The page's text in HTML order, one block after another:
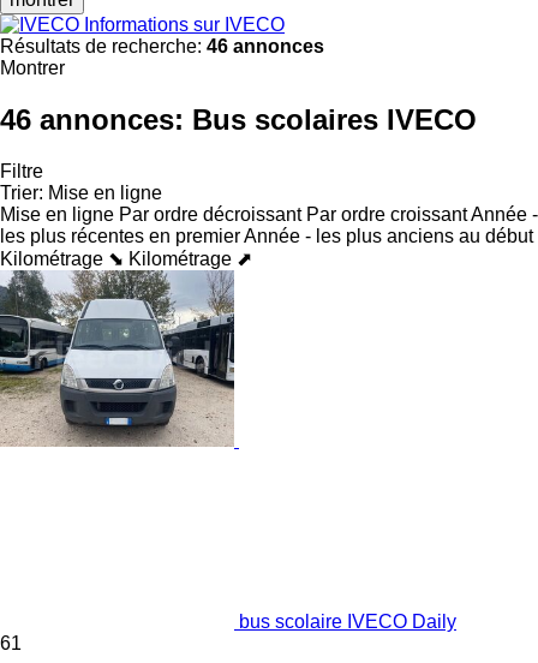
Informations sur IVECO
Résultats de recherche: 46 annonces
Montrer
46 annonces: Bus scolaires IVECO
Filtre
Trier: Mise en ligne
Mise en ligne Par ordre décroissant Par ordre croissantAnnée -
les plus récentes en premierAnnée - les plus anciens au début
Kilométrage ⬊ Kilométrage ⬈
bus scolaire IVECO Daily
61